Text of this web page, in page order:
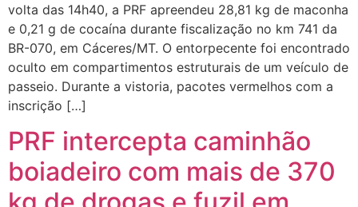
volta das 14h40, a PRF apreendeu 28,81 kg de maconha
e 0,21 g de cocaína durante fiscalização no km 741 da
BR-070, em Cáceres/MT. O entorpecente foi encontrado
oculto em compartimentos estruturais de um veículo de
passeio. Durante a vistoria, pacotes vermelhos com a
inscrição […]
PRF intercepta caminhão
boiadeiro com mais de 370